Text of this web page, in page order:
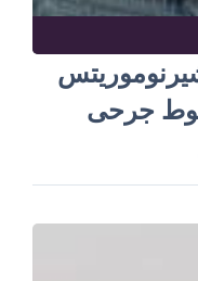
جرحى